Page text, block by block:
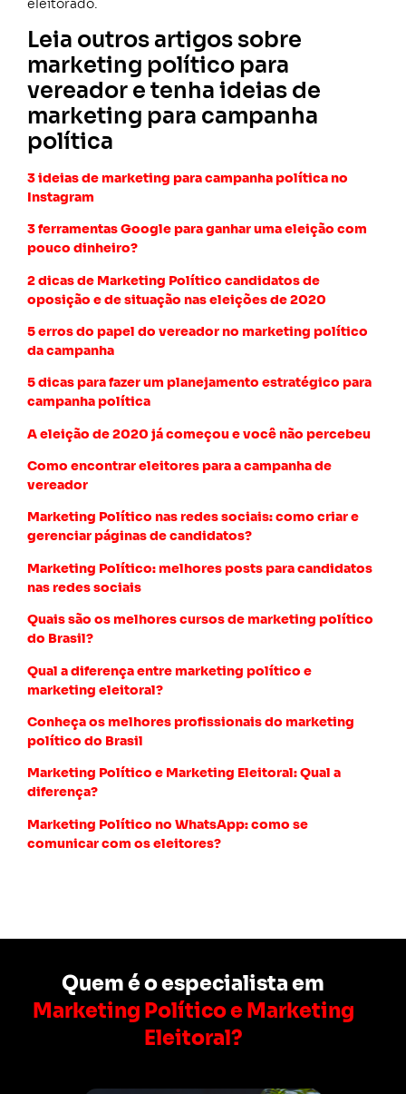
eleitorado.
Leia outros artigos sobre
marketing político para
vereador e tenha ideias de
marketing para campanha
política
3 ideias de marketing para campanha política no
Instagram
3 ferramentas Google para ganhar uma eleição com
pouco dinheiro?
2 dicas de Marketing Político candidatos de
oposição e de situação nas eleições de 2020
5 erros do papel do vereador no marketing político
da campanha
5 dicas para fazer um planejamento estratégico para
campanha política
A eleição de 2020 já começou e você não percebeu
Como encontrar eleitores para a campanha de
vereador
Marketing Político nas redes sociais: como criar e
gerenciar páginas de candidatos?
Marketing Político: melhores posts para candidatos
nas redes sociais
Quais são os melhores cursos de marketing político
do Brasil?
Qual a diferença entre marketing político e
marketing eleitoral?
Conheça os melhores profissionais do marketing
político do Brasil
Marketing Político e Marketing Eleitoral: Qual a
diferença?
Marketing Político no WhatsApp: como se
comunicar com os eleitores?
Quem é o especialista em
Marketing Político e Marketing
Eleitoral?